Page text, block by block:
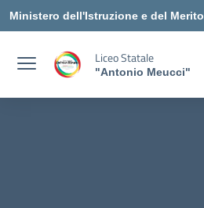
Vai ai contenuti
Vai al menu di navigazione
Vai al footer
Ministero dell'Istruzione e del Merito
Liceo Statale
"Antonio Meucci"